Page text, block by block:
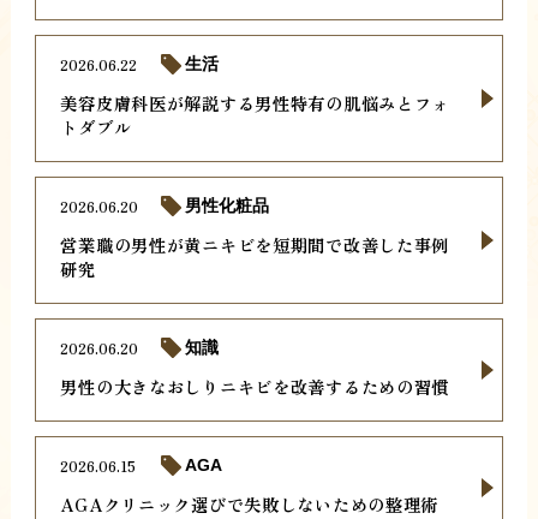
美容皮膚科医が解説する男性特有の肌悩みとフォ
トダブル
2026.06.22 生活
営業職の男性が黄ニキビを短期間で改善した事例
研究
2026.06.20 男性化粧品
男性の大きなおしりニキビを改善するための習慣
2026.06.20 知識
AGAクリニック選びで失敗しないための整理術
2026.06.15 AGA